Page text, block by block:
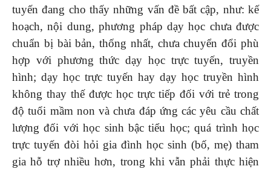
tuyến đang cho thấy những vấn đề bất cập, như: kế
hoạch, nội dung, phương pháp dạy học chưa được
chuẩn bị bài bản, thống nhất, chưa chuyển đổi phù
hợp với phương thức dạy học trực tuyến, truyền
hình; dạy học trực tuyến hay dạy học truyền hình
không thay thế được học trực tiếp đối với trẻ trong
độ tuổi mầm non và chưa đáp ứng các yêu cầu chất
lượng đối với học sinh bậc tiểu học; quá trình học
trực tuyến đòi hỏi gia đình học sinh (bố, mẹ) tham
gia hỗ trợ nhiều hơn, trong khi vẫn phải thực hiện